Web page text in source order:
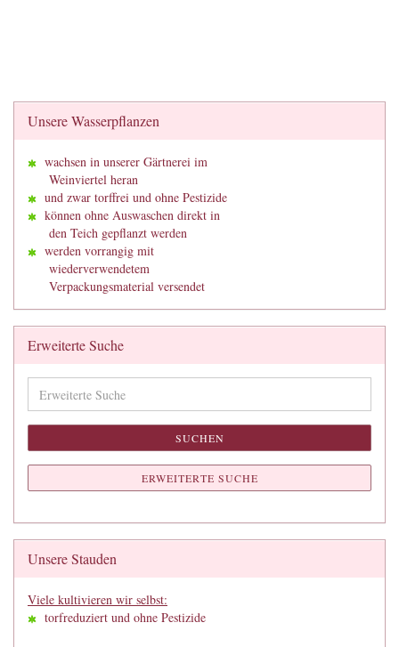
Unsere Wasserpflanzen
wachsen in unserer Gärtnerei im
Weinviertel heran
und zwar torffrei und ohne Pestizide
können ohne Auswaschen direkt in
den Teich gepflanzt werden
werden vorrangig mit
wiederverwendetem
Verpackungsmaterial versendet
Erweiterte Suche
Suche
SUCHEN
ERWEITERTE SUCHE
Unsere Stauden
Viele kultivieren wir selbst:
torfreduziert und ohne Pestizide